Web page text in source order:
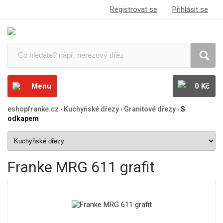
Registrovat se Přihlásit se
Menu 0 Kč
eshopfranke.cz › Kuchyňské dřezy› Granitové dřezy›S
odkapem
Franke MRG 611 grafit